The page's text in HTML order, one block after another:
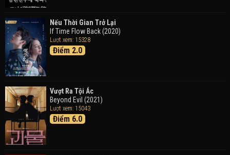
Trong Tranh
Doraemon the Movie: Nobita's Art World Tales (2025)
Tháng Ngày Tươi Đẹp
Nếu Thời Gian Trở Lại
If Time Flow Back (2020)
Lượt xem: 15328
Điểm 2.0
Vượt Ra Tội Ác
Beyond Evil (2021)
Lượt xem: 15043
Điểm 6.0